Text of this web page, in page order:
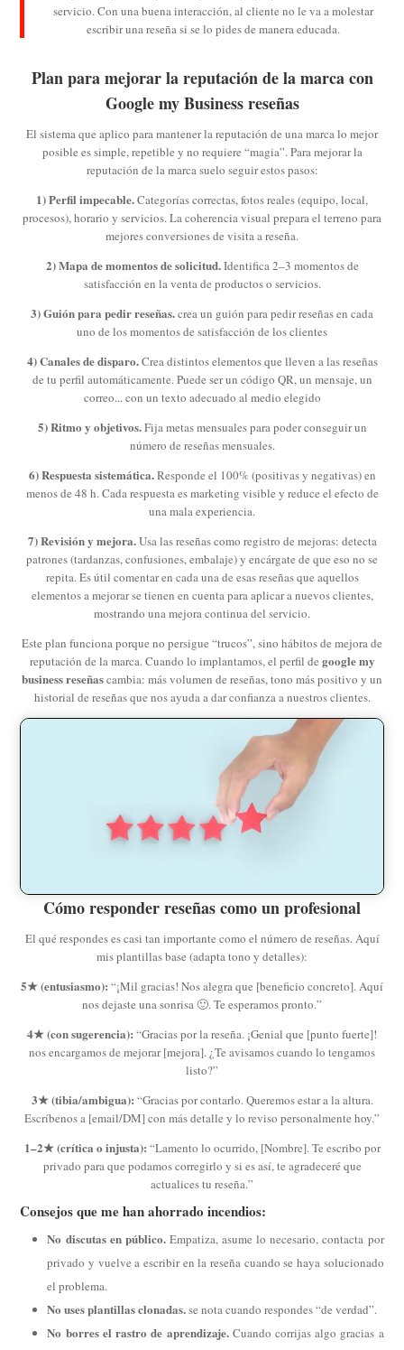
servicio. Con una buena interacción, al cliente no le va a molestar
escribir una reseña si se lo pides de manera educada.
Plan para mejorar la reputación de la marca con
Google my Business reseñas
El sistema que aplico para mantener la reputación de una marca lo mejor
posible es simple, repetible y no requiere “magia”. Para mejorar la
reputación de la marca suelo seguir estos pasos:
1) Perfil impecable.Categorías correctas, fotos reales (equipo, local,
procesos), horario y servicios. La coherencia visual prepara el terreno para
mejores conversiones de visita a reseña.
2) Mapa de momentos de solicitud.Identifica 2–3 momentos de
satisfacción en la venta de productos o servicios.
3) Guión para pedir reseñas.crea un guión para pedir reseñas en cada
uno de los momentos de satisfacción de los clientes
4) Canales de disparo.Crea distintos elementos que lleven a las reseñas
de tu perfil automáticamente. Puede ser un código QR, un mensaje, un
correo... con un texto adecuado al medio elegido
5) Ritmo y objetivos.Fija metas mensuales para poder conseguir un
número de reseñas mensuales.
6) Respuesta sistemática.Responde el 100% (positivas y negativas) en
menos de 48 h. Cada respuesta es marketing visible y reduce el efecto de
una mala experiencia.
7) Revisión y mejora.Usa las reseñas como registro de mejoras: detecta
patrones (tardanzas, confusiones, embalaje) y encárgate de que eso no se
repita. Es útil comentar en cada una de esas reseñas que aquellos
elementos a mejorar se tienen en cuenta para aplicar a nuevos clientes,
mostrando una mejora continua del servicio.
Este plan funciona porque no persigue “trucos”, sino hábitos de mejora de
reputación de la marca. Cuando lo implantamos, el perfil de google my
business reseñascambia: más volumen de reseñas, tono más positivo y un
historial de reseñas que nos ayuda a dar confianza a nuestros clientes.
Cómo responder reseñas como un profesional
El qué respondes es casi tan importante como el número de reseñas. Aquí
mis plantillas base (adapta tono y detalles):
5★ (entusiasmo): “¡Mil gracias! Nos alegra que [beneficio concreto]. Aquí
nos dejaste una sonrisa 🙂. Te esperamos pronto.”
4★ (con sugerencia): “Gracias por la reseña. ¡Genial que [punto fuerte]!
nos encargamos de mejorar [mejora]. ¿Te avisamos cuando lo tengamos
listo?”
3★ (tibia/ambigua): “Gracias por contarlo. Queremos estar a la altura.
Escríbenos a [email/DM] con más detalle y lo reviso personalmente hoy.”
1–2★ (crítica o injusta): “Lamento lo ocurrido, [Nombre]. Te escribo por
privado para que podamos corregirlo y si es así, te agradeceré que
actualices tu reseña.”
Consejos que me han ahorrado incendios:
No discutas en público.Empatiza, asume lo necesario, contacta por
privado y vuelve a escribir en la reseña cuando se haya solucionado
el problema.
No uses plantillas clonadas.se nota cuando respondes “de verdad”.
No borres el rastro de aprendizaje.Cuando corrijas algo gracias a